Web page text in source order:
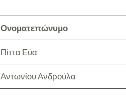
Ονοματεπώνυμο
Πίττα Εύα
Αντωνίου Ανδρούλα